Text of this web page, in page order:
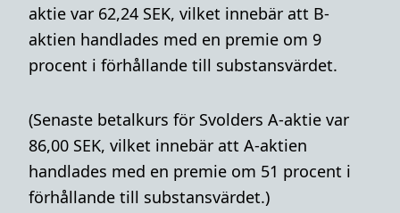
aktie var 62,24 SEK, vilket innebär att B-
aktien handlades med en premie om 9
procent i förhållande till substansvärdet.
(Senaste betalkurs för Svolders A-aktie var
86,00 SEK, vilket innebär att A-aktien
handlades med en premie om 51 procent i
förhållande till substansvärdet.)